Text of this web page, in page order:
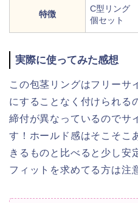
特徴
C型リング
個セット
実際に使ってみた感想
この包茎リングはフリーサ
にすることなく付けられる
締付が異なっているのでサ
す！ホールド感はそこそこ
きるものと比べると少し安
フィットを求めてる方は注